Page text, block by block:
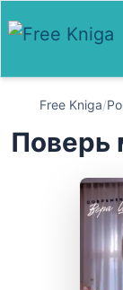
Free Kniga/
Поверь